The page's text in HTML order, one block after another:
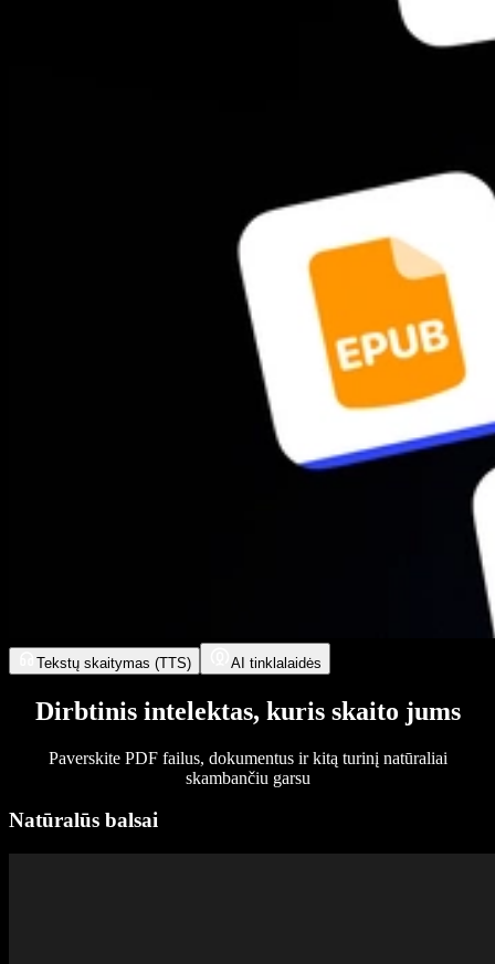
Tekstų skaitymas (TTS) AI tinklalaidės
Dirbtinis intelektas, kuris skaito jums
Paverskite PDF failus, dokumentus ir kitą turinį natūraliai
skambančiu garsu
Natūralūs balsai